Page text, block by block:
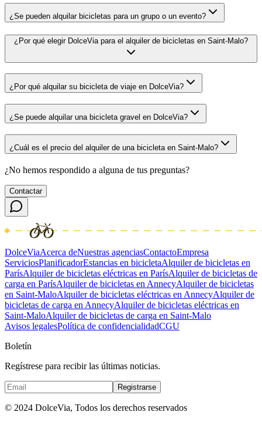
¿Se pueden alquilar bicicletas para un grupo o un evento?
¿Por qué elegir DolceVia para el alquiler de bicicletas en Saint-Malo?
¿Por qué alquilar su bicicleta de viaje en DolceVia?
¿Se puede alquilar una bicicleta gravel en DolceVia?
¿Cuál es el precio del alquiler de una bicicleta en Saint-Malo?
¿No hemos respondido a alguna de tus preguntas?
Contactar
DolceViaAcerca deNuestras agenciasContactoEmpresa
ServiciosPlanificadorEstancias en bicicletaAlquiler de bicicletas en
ParísAlquiler de bicicletas eléctricas en ParísAlquiler de bicicletas de
carga en ParísAlquiler de bicicletas en AnnecyAlquiler de bicicletas
en Saint-MaloAlquiler de bicicletas eléctricas en AnnecyAlquiler de
bicicletas de carga en AnnecyAlquiler de bicicletas eléctricas en
Saint-MaloAlquiler de bicicletas de carga en Saint-Malo
Avisos legalesPolítica de confidencialidadCGU
Boletín
Regístrese para recibir las últimas noticias.
Registrarse
© 2024 DolceVia, Todos los derechos reservados